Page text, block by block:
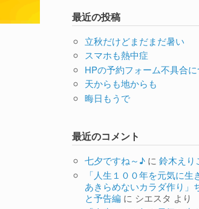
最近の投稿
立秋だけどまだまだ暑い
スマホも熱中症
HPの予約フォーム不具合に
天からも地からも
晦日もうで
最近のコメント
七夕ですね～♪ に鈴木えり
「人生１００年を元気に生
あきらめないカラダ作り」
と予告編 に シエスタ より